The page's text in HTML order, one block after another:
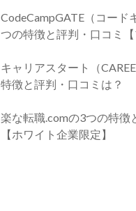
CodeCampGATE（コード
つの特徴と評判・口コミ【
キャリアスタート（
特徴と評判・口コミは？
楽な転職.comの3つの特徴
【ホワイト企業限定】